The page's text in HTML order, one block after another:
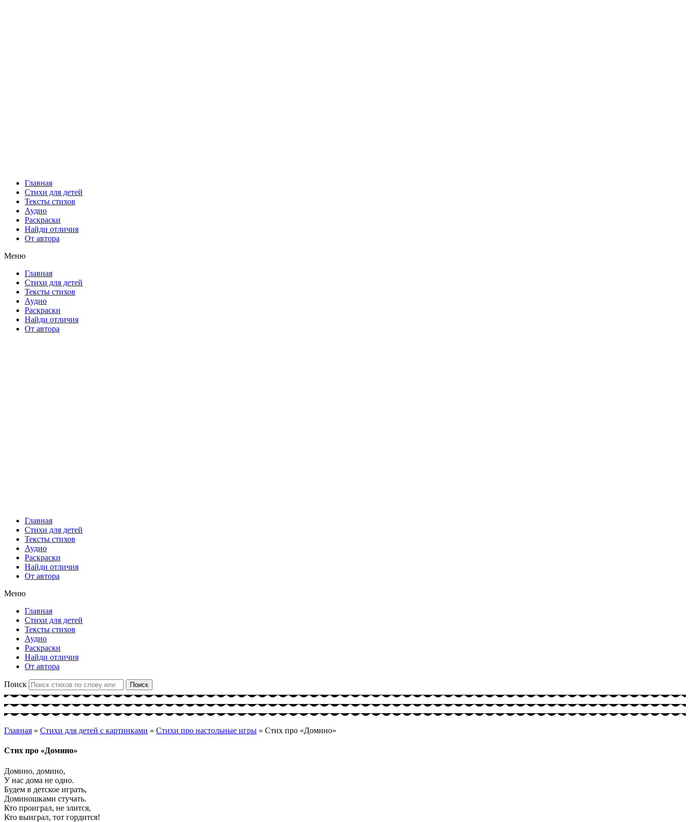
Главная
Стихи для детей
Тексты стихов
Аудио
Раскраски
Найди отличия
От автора
Меню
Главная
Стихи для детей
Тексты стихов
Аудио
Раскраски
Найди отличия
От автора
Главная
Стихи для детей
Тексты стихов
Аудио
Раскраски
Найди отличия
От автора
Меню
Главная
Стихи для детей
Тексты стихов
Аудио
Раскраски
Найди отличия
От автора
Поиск Поиск
Главная » Стихи для детей с картинками » Стихи про настольные игры » Стих про «Домино»
Стих про «Домино»
Домино, домино,
У нас дома не одно.
Будем в детское играть,
Доминошками стучать.
Кто проиграл, не злится,
Кто выиграл, тот гордится!